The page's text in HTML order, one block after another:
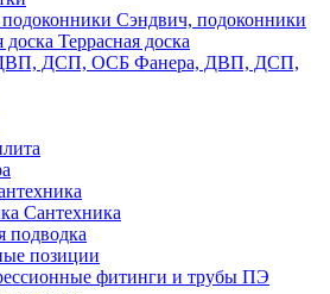
Сэндвич, подоконники
Террасная доска
Фанера, ДВП, ДСП,
Сантехника
подводка
позиции
фитинги и трубы ПЭ